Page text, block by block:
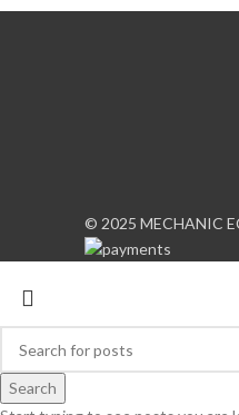
© 2025 MECHANIC
Search